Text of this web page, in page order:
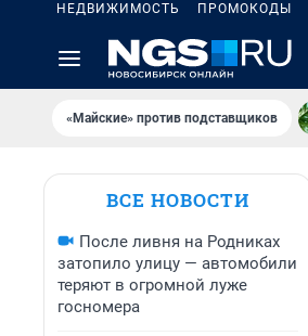
НЕДВИЖИМОСТЬ ПРОМОКОДЫ
«Майские» против подставщиков
ВСЕ НОВОСТИ
После ливня на Родниках
затопило улицу — автомобили
теряют в огромной луже
госномера